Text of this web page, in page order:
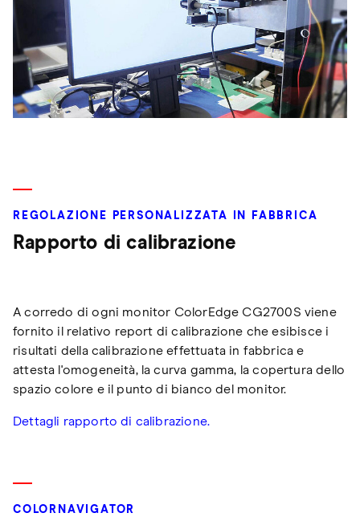
REGOLAZIONE PERSONALIZZATA IN FABBRICA
Rapporto di calibrazione
A corredo di ogni monitor ColorEdge CG2700S viene
fornito il relativo report di calibrazione che esibisce i
risultati della calibrazione effettuata in fabbrica e
attesta l'omogeneità, la curva gamma, la copertura dello
spazio colore e il punto di bianco del monitor.
Dettagli rapporto di calibrazione.
COLORNAVIGATOR